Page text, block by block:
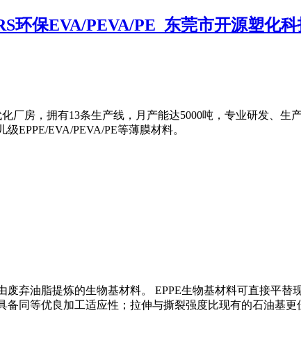
厂房，拥有13条生产线，月产能达5000吨，专业研发、
EPPE/EVA/PEVA/PE等薄膜材料。
废弃油脂提炼的生物基材料。 EPPE生物基材料可直接平
备同等优良加工适应性；拉伸与撕裂强度比现有的石油基更